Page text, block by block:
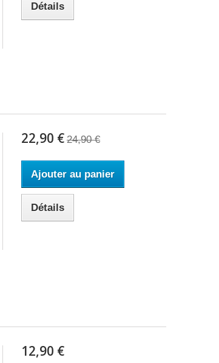
Détails
22,90 € 24,90 €
Ajouter au panier
Détails
12,90 €